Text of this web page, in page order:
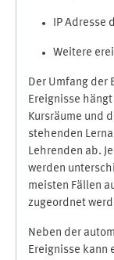
IP Adresse
Weitere
Der Umfang der
Ereignisse
Kursräume und
stehenden
Lehrenden ab.
werden
meisten Fällen
zugeordnet
Neben der
Ereignisse kann